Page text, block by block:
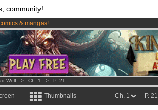
community!
& mangas!.
per month !Get membership now
Wolf > Ch. 1 > P. 21
Thumbnails P. 21
Ch. 1